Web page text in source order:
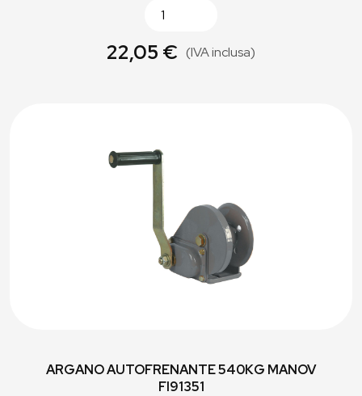
22,05 € (IVA inclusa)
ARGANO AUTOFRENANTE 540KG MANOV
FI91351